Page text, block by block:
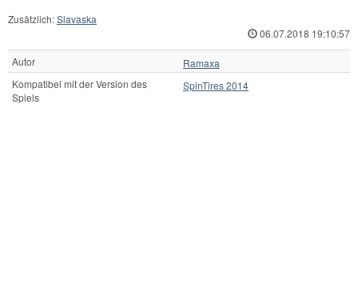
Zusätzlich:Slavaska
06.07.2018 19:10:57
Autor
Ramaxa
Kompatibel mit der Version des
Spiels
SpinTires 2014